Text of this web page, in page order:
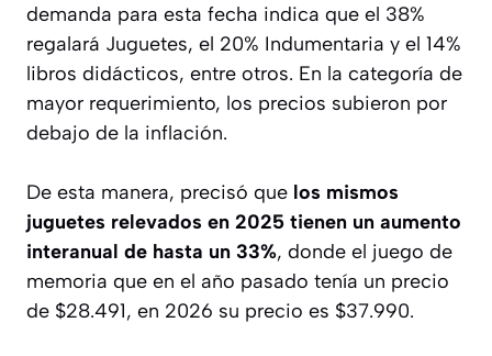
demanda para esta fecha indica que el 38%
regalará Juguetes, el 20% Indumentaria y el 14%
libros didácticos, entre otros. En la categoría de
mayor requerimiento, los precios subieron por
debajo de la inflación.
De esta manera, precisó que los mismos
juguetes relevados en 2025 tienen un aumento
interanual de hasta un 33%, donde el juego de
memoria que en el año pasado tenía un precio
de $28.491, en 2026 su precio es $37.990.